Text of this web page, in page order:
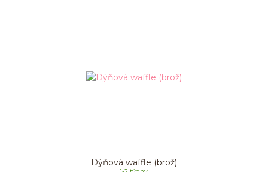
Dýňová waffle (brož)